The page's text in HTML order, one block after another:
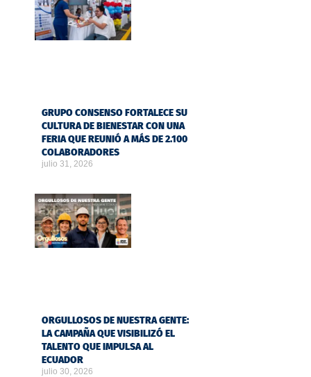
GRUPO CONSENSO FORTALECE SU
CULTURA DE BIENESTAR CON UNA
FERIA QUE REUNIÓ A MÁS DE 2.100
COLABORADORES
julio 31, 2026
ORGULLOSOS DE NUESTRA GENTE:
LA CAMPAÑA QUE VISIBILIZÓ EL
TALENTO QUE IMPULSA AL
ECUADOR
julio 30, 2026